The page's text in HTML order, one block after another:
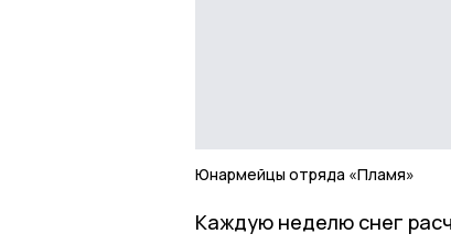
Юнармейцы отряда «Пламя»
Каждую неделю снег